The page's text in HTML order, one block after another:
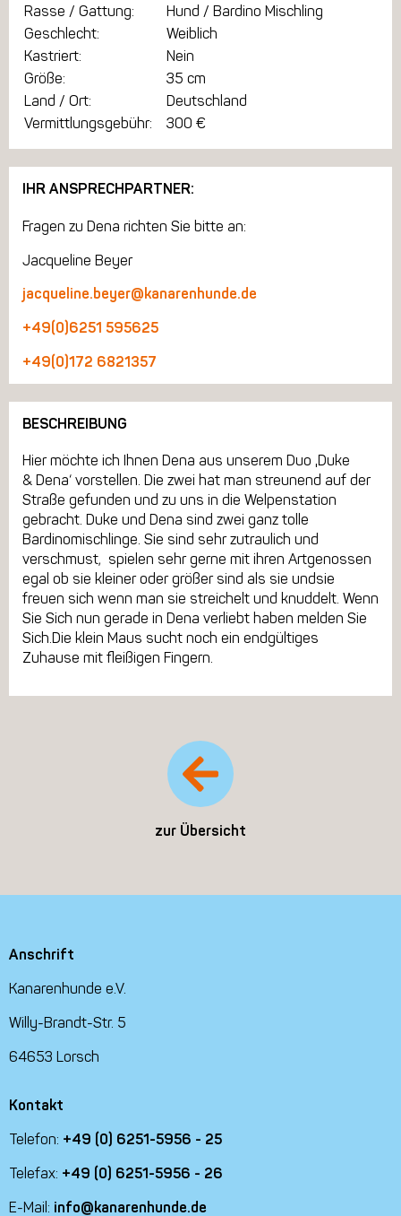
Rasse / Gattung:
Hund / Bardino Mischling
Geschlecht:
Weiblich
Kastriert:
Nein
Größe:
35 cm
Land / Ort:
Deutschland
Vermittlungsgebühr:
300 €
IHR ANSPRECHPARTNER:
Fragen zu Dena richten Sie bitte an:
Jacqueline Beyer
jacqueline.beyer@kanarenhunde.de
+49(0)6251 595625
+49(0)172 6821357
BESCHREIBUNG
Hier möchte ich Ihnen Dena aus unserem Duo ‚Duke
& Dena‘ vorstellen. Die zwei hat man streunend auf der
Straße gefunden und zu uns in die Welpenstation
gebracht. Duke und Dena sind zwei ganz tolle
Bardinomischlinge. Sie sind sehr zutraulich und
verschmust, spielen sehr gerne mit ihren Artgenossen
egal ob sie kleiner oder größer sind als sie undsie
freuen sich wenn man sie streichelt und knuddelt. Wenn
Sie Sich nun gerade in Dena verliebt haben melden Sie
Sich.Die klein Maus sucht noch ein endgültiges
Zuhause mit fleißigen Fingern.
zur Übersicht
Anschrift
Kanarenhunde e.V.
Willy-Brandt-Str. 5
64653 Lorsch
Kontakt
Telefon: +49 (0) 6251-5956 - 25
Telefax: +49 (0) 6251-5956 - 26
E-Mail: info@kanarenhunde.de